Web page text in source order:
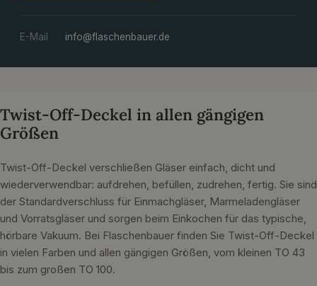
E-Mail info@flaschenbauer.de
Twist-Off-Deckel in allen gängigen
Größen
Twist-Off-Deckel verschließen Gläser einfach, dicht und
wiederverwendbar: aufdrehen, befüllen, zudrehen, fertig. Sie sind
der Standardverschluss für Einmachgläser, Marmeladengläser
und Vorratsgläser und sorgen beim Einkochen für das typische,
hörbare Vakuum. Bei Flaschenbauer finden Sie Twist-Off-Deckel
in vielen Farben und allen gängigen Größen, vom kleinen TO 43
bis zum großen TO 100.